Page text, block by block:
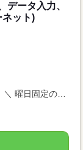
データ入力、
ネット)
／ お休みは自分自身で 交渉しなくてOK！ ＼ 曜日固定のご相談や やむを得ないお休みなどは、 当社がしっかりサポートします◎ 【土日祝休み、他】 完全週休2日制